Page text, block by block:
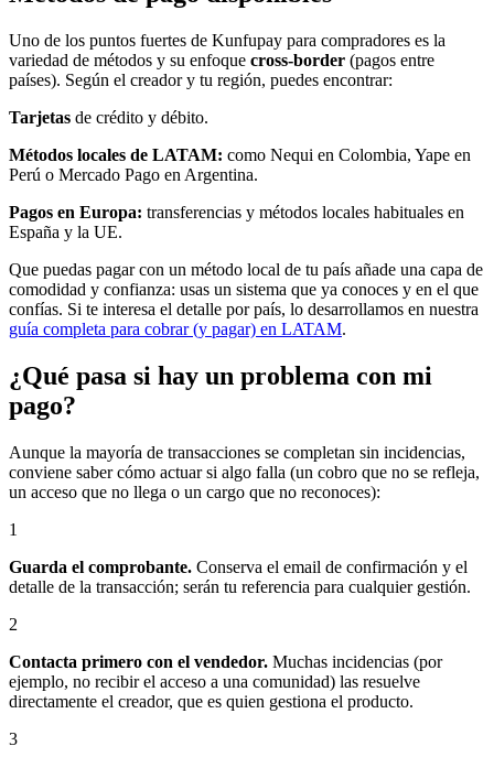
Uno de los puntos fuertes de Kunfupay para compradores es la
variedad de métodos y su enfoque cross-border (pagos entre
países). Según el creador y tu región, puedes encontrar:
Tarjetas de crédito y débito.
Métodos locales de LATAM: como Nequi en Colombia, Yape en
Perú o Mercado Pago en Argentina.
Pagos en Europa: transferencias y métodos locales habituales en
España y la UE.
Que puedas pagar con un método local de tu país añade una capa de
comodidad y confianza: usas un sistema que ya conoces y en el que
confías. Si te interesa el detalle por país, lo desarrollamos en nuestra
guía completa para cobrar (y pagar) en LATAM.
¿Qué pasa si hay un problema con mi
pago?
Aunque la mayoría de transacciones se completan sin incidencias,
conviene saber cómo actuar si algo falla (un cobro que no se refleja,
un acceso que no llega o un cargo que no reconoces):
1
Guarda el comprobante. Conserva el email de confirmación y el
detalle de la transacción; serán tu referencia para cualquier gestión.
2
Contacta primero con el vendedor. Muchas incidencias (por
ejemplo, no recibir el acceso a una comunidad) las resuelve
directamente el creador, que es quien gestiona el producto.
3